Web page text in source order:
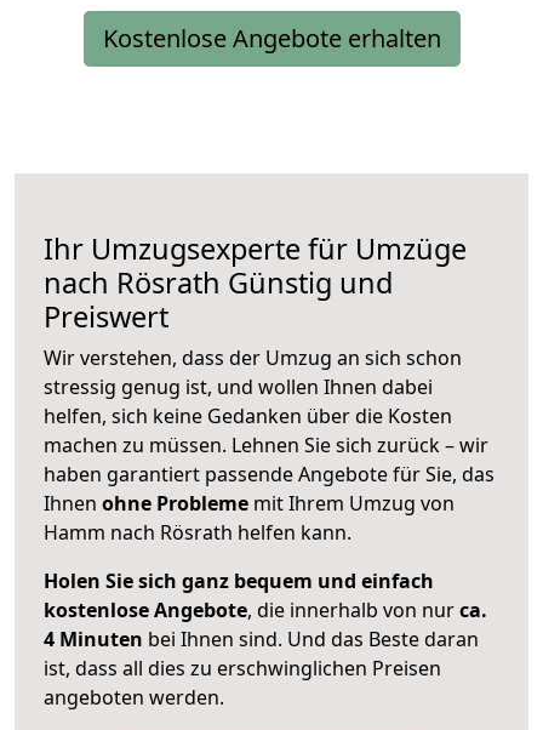
Kostenlose Angebote erhalten
Ihr Umzugsexperte für Umzüge
nach Rösrath Günstig und
Preiswert
Wir verstehen, dass der Umzug an sich schon
stressig genug ist, und wollen Ihnen dabei
helfen, sich keine Gedanken über die Kosten
machen zu müssen. Lehnen Sie sich zurück – wir
haben garantiert passende Angebote für Sie, das
Ihnen ohne Probleme mit Ihrem Umzug von
Hamm nach Rösrath helfen kann.
Holen Sie sich ganz bequem und einfach
kostenlose Angebote, die innerhalb von nurca.
4 Minuten bei Ihnen sind. Und das Beste daran
ist, dass all dies zu erschwinglichen Preisen
angeboten werden.